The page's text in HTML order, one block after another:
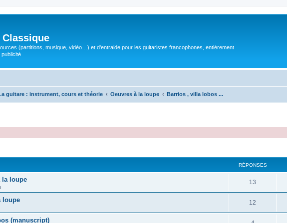
(partitions, musique, vidéo…) et d'entraide pour les guitaristes francophones, entièrement
guitare : instrument, cours et théorie Oeuvres à la loupe Barrios , villa lobos ...
RÉPONSES
la loupe 13
é
loupe 12
é
(manuscript)